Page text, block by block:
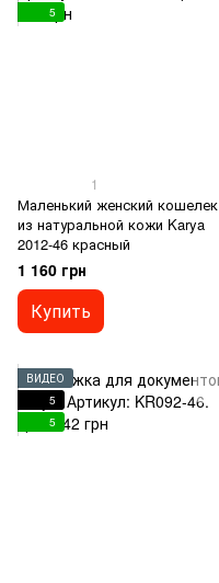
5
1
Маленький женский кошелек
из натуральной кожи Karya
2012-46 красный
1 160 грн
Купить
ВИДЕО
5
5